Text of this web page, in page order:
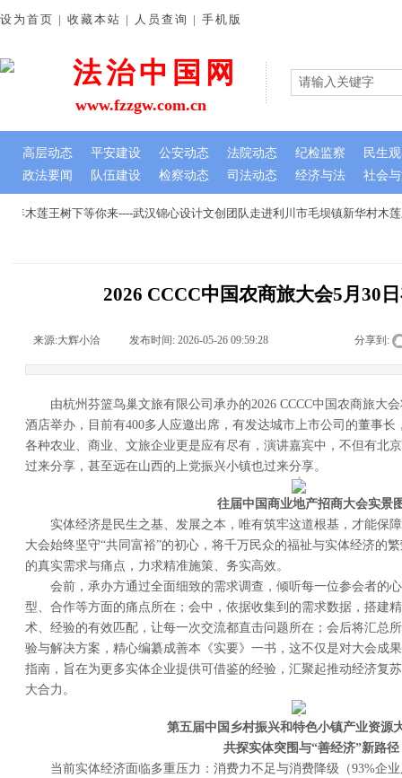
木莲王树下等你来----武汉锦心设计文创团队走进利川市毛坝镇新华村木莲
法治中国网
政法要闻 队伍建设 检察动态 司法动态 经济与法 社会
设为首页 | 收藏本站 | 人员查询 | 手机版
www.fzzgw.com.cn
高层动态 平安建设 公安动态 法院动态 纪检监察 民生
2026 CCCC中国农商旅大会5月30
来源:大辉小洽 发布时间: 2026-05-26 09:59:28 分享到:
由杭州芬篮鸟巢文旅有限公司承办的2026 CCCC中国农商旅大会
酒店举办，目前有400多人应邀出席，有发达城市上市公司的董事
各种农业、商业、文旅企业更是应有尽有，演讲嘉宾中，不但有北
过来分享，甚至远在山西的上党振兴小镇也过来分享。
往届中国商业地产招商大会实景
实体经济是民生之基、发展之本，唯有筑牢这道根基，才能保
大会始终坚守“共同富裕”的初心，将千万民众的福祉与实体经济的
的真实需求与痛点，力求精准施策、务实高效。
会前，承办方通过全面细致的需求调查，倾听每一位参会者的
型、合作等方面的痛点所在；会中，依据收集到的需求数据，搭建
术、经验的有效匹配，让每一次交流都直击问题所在；会后将汇总
验与解决方案，精心编纂成善本《实要》一书，这不仅是对大会成
指南，旨在为更多实体企业提供可借鉴的经验，汇聚起推动经济复
大合力。
第五届中国乡村振兴和特色小镇产业资源
共探实体突围与“善经济”新路径
当前实体经济面临多重压力：消费力不足与消费降级（93%企业